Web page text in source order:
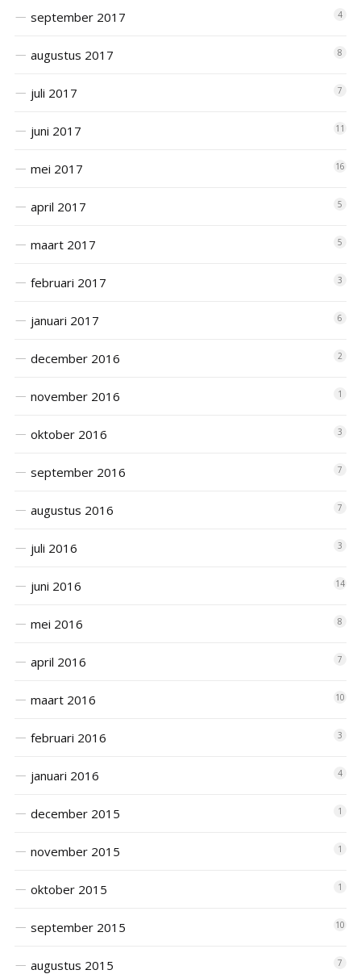
september 2017 4
augustus 2017 8
juli 2017 7
juni 2017 11
mei 2017 16
april 2017 5
maart 2017 5
februari 2017 3
januari 2017 6
december 2016 2
november 2016 1
oktober 2016 3
september 2016 7
augustus 2016 7
juli 2016 3
juni 2016 14
mei 2016 8
april 2016 7
maart 2016 10
februari 2016 3
januari 2016 4
december 2015 1
november 2015 1
oktober 2015 1
september 2015 10
augustus 2015 7